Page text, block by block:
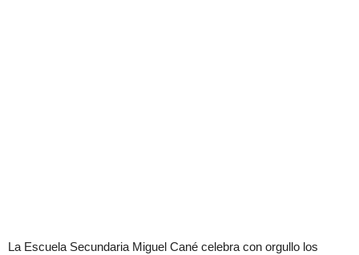
La Escuela Secundaria Miguel Cané celebra con orgullo los